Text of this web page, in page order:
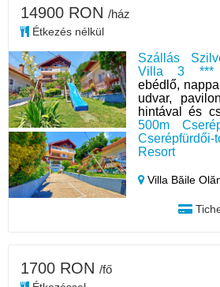
Szállás
Villa 3
ebédlő,
udvar,
hintával és
500m
Resort
Villa Băile
14900 RON /ház
Étkezés nélkül
1700 RON /fő